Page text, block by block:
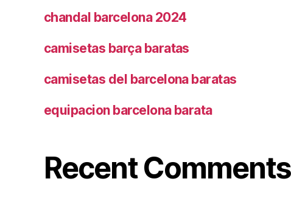
chandal barcelona 2024
camisetas barça baratas
camisetas del barcelona baratas
equipacion barcelona barata
Recent Comments